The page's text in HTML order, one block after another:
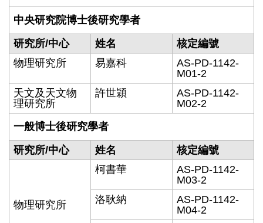
中央研究院博士後研究學者
研究所/中心
姓名
核定編號
物理研究所
易嘉科
AS-PD-1142-
M01-2
天文及天文物
理研究所
許世穎
AS-PD-1142-
M02-2
一般博士後研究學者
研究所/中心
姓名 核定編號
物理研究所
柯書華
AS-PD-1142-
M03-2
洛耿納
AS-PD-1142-
M04-2